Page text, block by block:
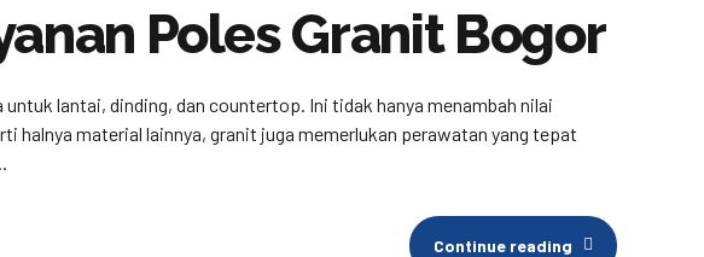
Poles Granit Bogor
lantai, dinding, dan countertop. Ini tidak hanya menambah nilai
halnya material lainnya, granit juga memerlukan perawatan yang tepat
Continue reading